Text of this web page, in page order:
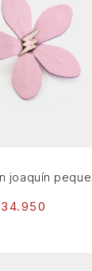
34.950